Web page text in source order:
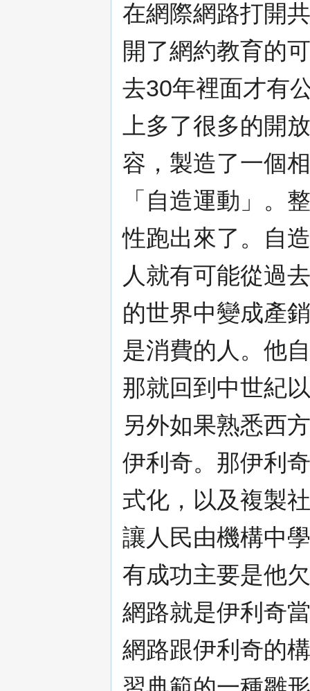
在網際網路打開
開了網約教育的
去30年裡面才有
上多了很多的開
容，製造了一個
「自造運動」。
性跑出來了。自
人就有可能從過
的世界中變成產
是消費的人。他
那就回到中世紀
另外如果熟悉西
伊利奇。那伊利
式化，以及複製
讓人民由機構中
有成功主要是他
網路就是伊利奇
網路跟伊利奇的